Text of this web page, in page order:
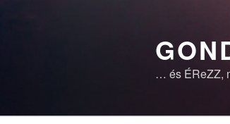
… és ÉReZZ,